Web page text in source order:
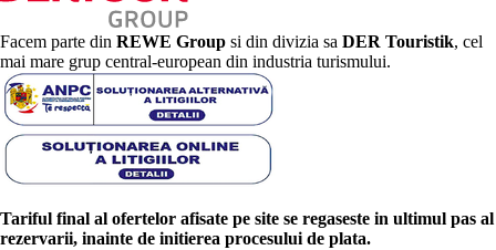
Facem parte din REWE Group si din divizia sa DER Touristik, cel
mai mare grup central-european din industria turismului.
Tariful final al ofertelor afisate pe site se regaseste in ultimul pas al
rezervarii, inainte de initierea procesului de plata.